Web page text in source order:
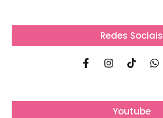
Redes Sociais
Youtube